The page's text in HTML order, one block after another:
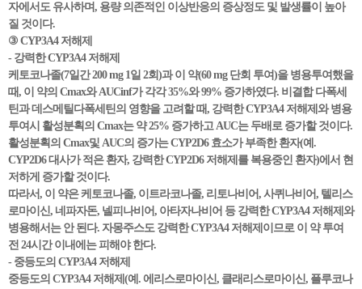
자에서도 유사하며, 용량 의존적인 이상반응의 증상정도 및 발생률이 높아
질 것이다.
③ CYP3A4 저해제
- 강력한 CYP3A4 저해제
케토코나졸(7일간 200 mg 1일 2회)과 이 약(60 mg 단회 투여)을 병용투여했을
때, 이 약의 Cmax와 AUCinf가 각각 35%와 99% 증가하였다. 비결합 다폭세
틴과 데스메틸다폭세틴의 영향을 고려할 때, 강력한 CYP3A4 저해제와 병용
투여시 활성분획의 Cmax는 약 25% 증가하고 AUC는 두배로 증가할 것이다.
활성분획의 Cmax및 AUC의 증가는 CYP2D6 효소가 부족한 환자(예.
CYP2D6 대사가 적은 환자, 강력한 CYP2D6 저해제를 복용중인 환자)에서 현
저하게 증가할 것이다.
따라서, 이 약은 케토코나졸, 이트라코나졸, 리토나비어, 사퀴나비어, 텔리스
로마이신, 네파자돈, 넬피나비어, 아타자나비어 등 강력한 CYP3A4 저해제와
병용해서는 안 된다. 자몽주스도 강력한 CYP3A4 저해제이므로 이 약 투여
전 24시간 이내에는 피해야 한다.
- 중등도의 CYP3A4 저해제
중등도의 CYP3A4 저해제(예. 에리스로마이신, 클래리스로마이신, 플루코나